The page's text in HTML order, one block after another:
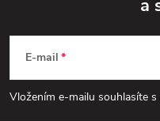
p
a
E-mail
Vložením e-mailu souhlasíte s